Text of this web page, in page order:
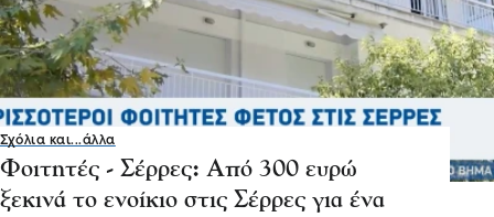
Σχόλια και...άλλα
Φοιτητές - Σέρρες: Από 300 ευρώ
ξεκινά το ενοίκιο στις Σέρρες για ένα